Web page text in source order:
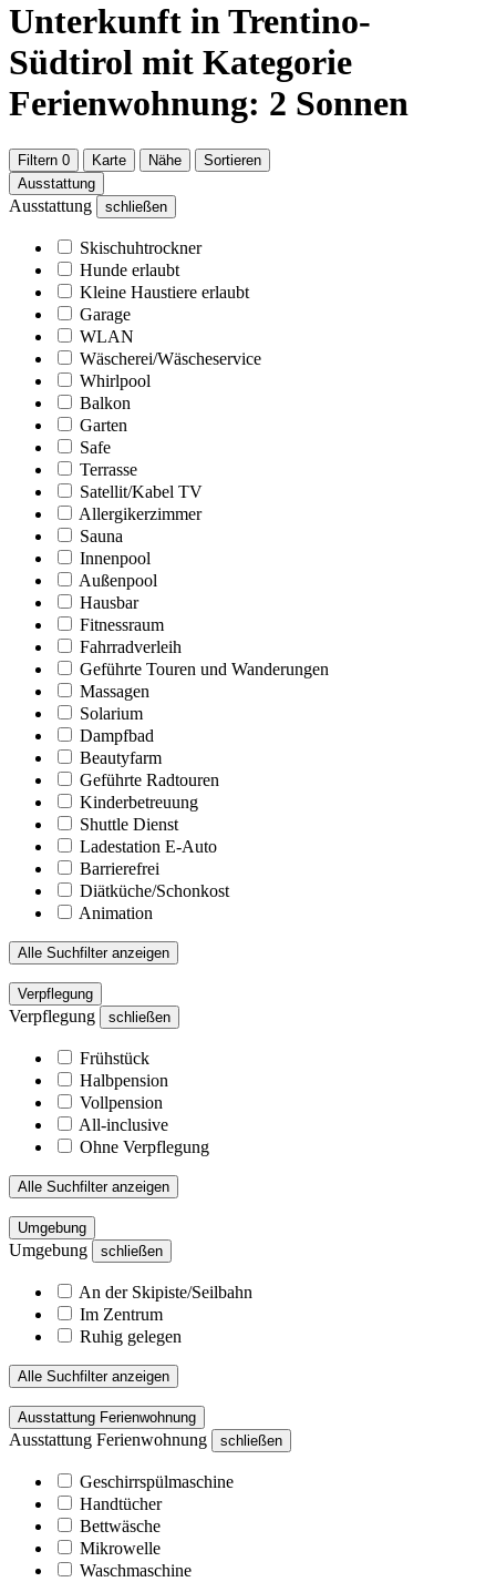
Unterkunft in Trentino-
Südtirol mit Kategorie
Ferienwohnung: 2 Sonnen
Filtern 0 Karte Nähe
Sortieren
Ausstattung
Ausstattung schließen
Skischuhtrockner
Hunde erlaubt
Kleine Haustiere erlaubt
Garage
WLAN
Wäscherei/Wäscheservice
Whirlpool
Balkon
Garten
Safe
Terrasse
Satellit/Kabel TV
Allergikerzimmer
Sauna
Innenpool
Außenpool
Hausbar
Fitnessraum
Fahrradverleih
Geführte Touren und Wanderungen
Massagen
Solarium
Dampfbad
Beautyfarm
Geführte Radtouren
Kinderbetreuung
Shuttle Dienst
Ladestation E-Auto
Barrierefrei
Diätküche/Schonkost
Animation
Alle Suchfilter anzeigen
Verpflegung
Verpflegung schließen
Frühstück
Halbpension
Vollpension
All-inclusive
Ohne Verpflegung
Alle Suchfilter anzeigen
Umgebung
Umgebung schließen
An der Skipiste/Seilbahn
Im Zentrum
Ruhig gelegen
Alle Suchfilter anzeigen
Ausstattung Ferienwohnung
Ausstattung Ferienwohnung schließen
Geschirrspülmaschine
Handtücher
Bettwäsche
Mikrowelle
Waschmaschine